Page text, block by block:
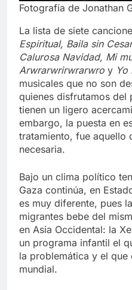
Fotografía de Jonathan
La lista de siete
Espiritual, Baila sin
Calurosa Navidad, Mi
Arwrarwrirwrarwro y Yo
musicales que no son
quienes disfrutamos del
tienen un ligero
embargo, la puesta en
tratamiento, fue aquello
necesaria.
Bajo un clima político
Gaza continúa, en
es muy diferente, pues
migrantes bebe del
en Asia Occidental: la
un programa infantil el
la problemática y el que
mundial.